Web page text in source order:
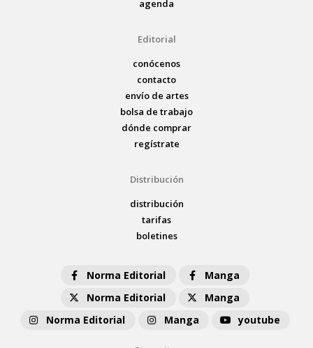
agenda
Editorial
conócenos
contacto
envío de artes
bolsa de trabajo
dónde comprar
regístrate
Distribución
distribución
tarifas
boletines
Norma Editorial
Manga
Norma Editorial
Manga
Norma Editorial
Manga youtube